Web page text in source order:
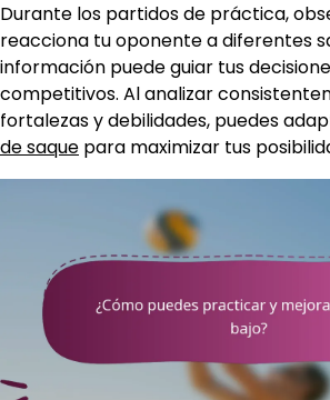
Durante los partidos de práctica,
reacciona tu oponente a diferentes
información puede guiar tus
competitivos. Al analizar
fortalezas y debilidades, puedes
de saque para maximizar tus